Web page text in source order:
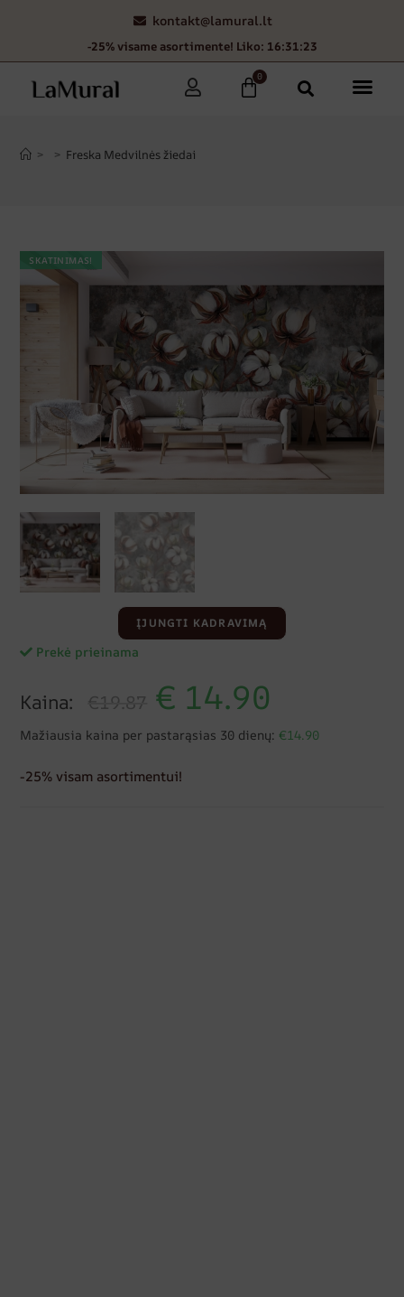
kontakt@lamural.lt
-25% visame asortimente! Liko: 16:31:22
0
> > Freska Medvilnės žiedai
SKATINIMAS!
ĮJUNGTI KADRAVIMĄ
Prekė prieinama
Kaina: €19.87 € 14.90
Mažiausia kaina per pastarąsias 30 dienų: €14.90
-25% visam asortimentui!